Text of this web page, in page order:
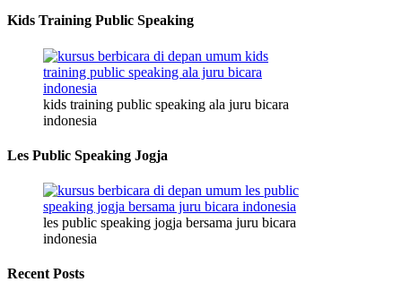
Kids Training Public Speaking
kids training public speaking ala juru bicara
indonesia
Les Public Speaking Jogja
les public speaking jogja bersama juru bicara
indonesia
Recent Posts